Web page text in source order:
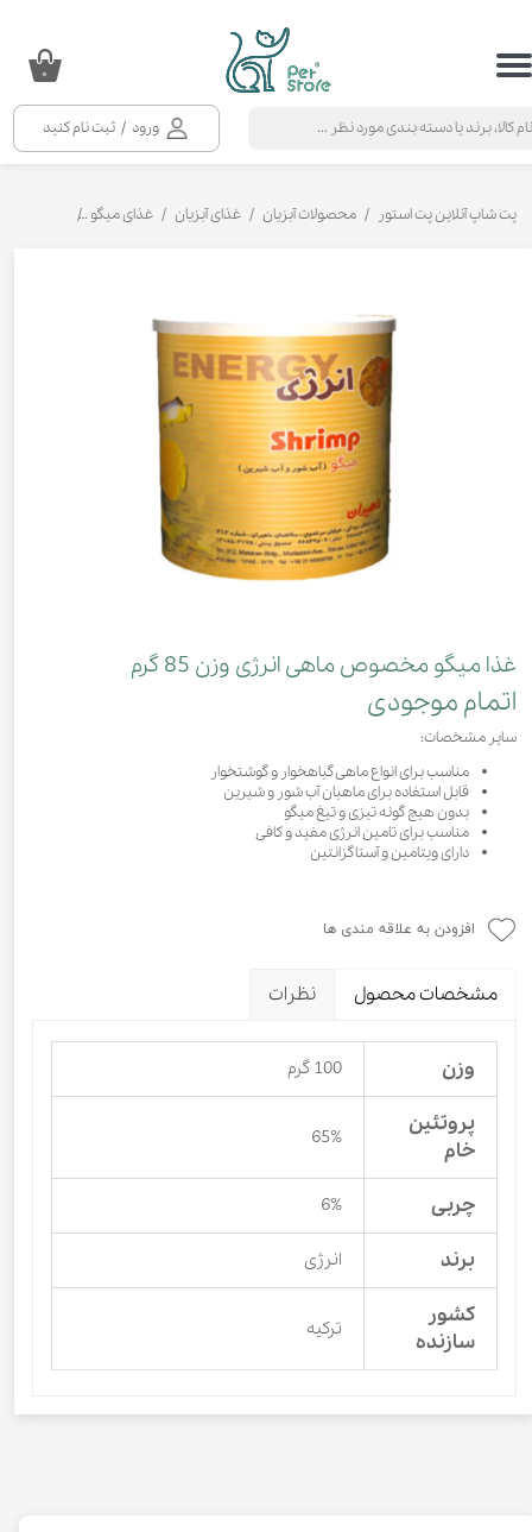
ورود / ثبت نام کنید
حساب کاربری من
خروج از حساب کاربری
۰
پت شاپ آنلاین پت استور محصولات آبزیان غذای آبزیان غذای میگو
غذا میگو مخصوص ماهی انرژی وزن 85 گرم
اتمام موجودی
سایر مشخصات:
مناسب برای انواع ماهی گیاهخوار و گوشتخوار
قابل استفاده برای ماهیان آب شور و شیرین
بدون هیچ گونه تیزی و تیغ میگو
مناسب برای تامین انرژی مفید و کافی
دارای ویتامین و آستاگزانتین
افزودن به علاقه مندی ها
مشخصات محصول نظرات
وزن 100 گرم
پروتئین
خام
65%
چربی 6%
برند انرژی
کشور
سازنده
ترکیه